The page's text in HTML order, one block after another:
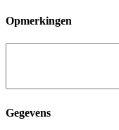
Opmerkingen
Gegevens